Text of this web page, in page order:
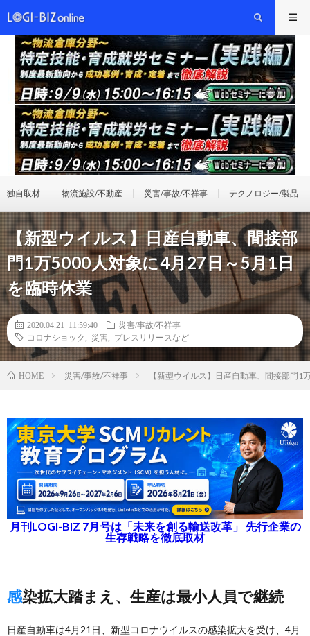
独自取材 物流施設/不動産 災害/事故/不祥事 テクノロジー/製品
【新型ウイルス】日産自動車、間接部
門1万5000人対象に4月27日～5月1日
を臨時休業
2020.04.21 11:59:40
災害/事故/不祥事
コロナショック
災害 プレスリリースなど
HOME 災害/事故/不祥事 【新型ウイルス】日産自動車、間接部門
月刊LOGI-BIZ 7月号は「未来を創る輸送改革」 先行企業の
生存戦略を徹底取材
感染拡大踏まえ、生産は最小人員で継続
日産自動車は4月21日、新型コロナウイルスの感染拡大を受け、4月